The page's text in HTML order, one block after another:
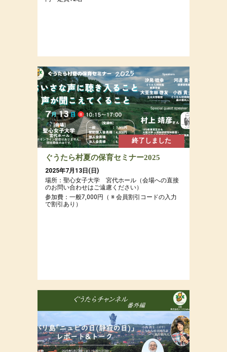
終了しました
ぐうたら村夏の保育セミナー2025
2025年7月13日(日)
場所：聖心女子大学 宮代ホール（会場への直接
のお問い合わせはご遠慮ください）
参加費：一般7,000円（ ※ 会員割引コードの入力
で割引あり）